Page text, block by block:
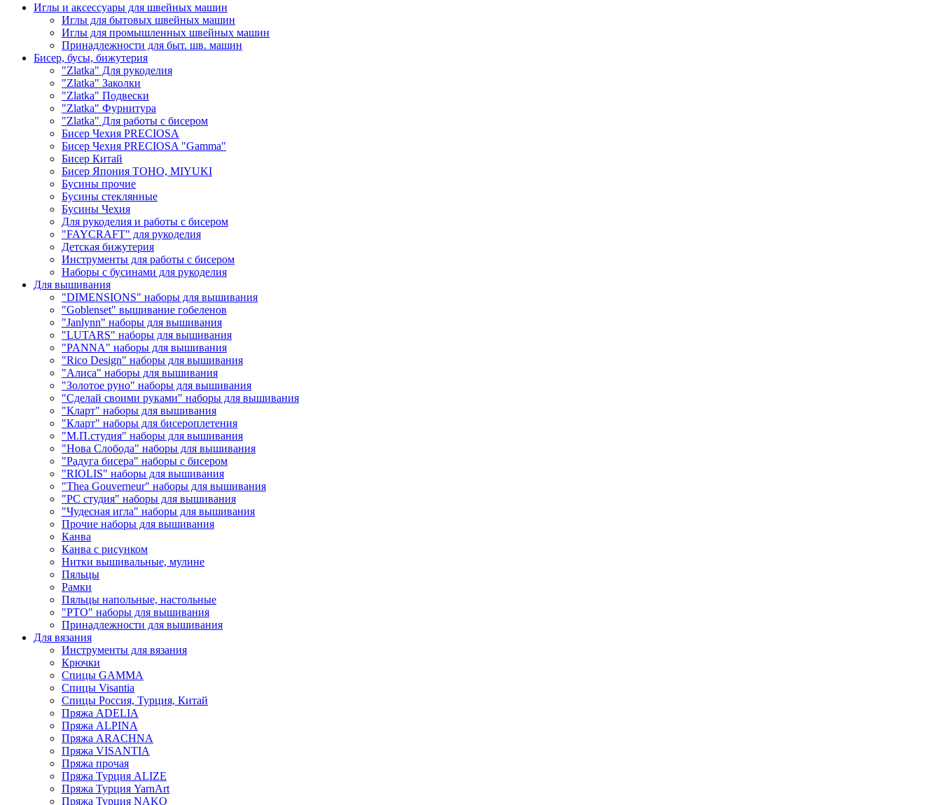
Иглы и аксессуары для швейных машин
Иглы для бытовых швейных машин
Иглы для промышленных швейных машин
Принадлежности для быт. шв. машин
Бисер, бусы, бижутерия
"Zlatka" Для рукоделия
"Zlatka" Заколки
"Zlatka" Подвески
"Zlatka" Фурнитура
"Zlatka" Для работы с бисером
Бисер Чехия PRECIOSA
Бисер Чехия PRECIOSA "Gamma"
Бисер Китай
Бисер Япония TOHO, MIYUKI
Бусины прочие
Бусины стеклянные
Бусины Чехия
Для рукоделия и работы с бисером
"FAYCRAFT" для рукоделия
Детская бижутерия
Инструменты для работы с бисером
Наборы с бусинами для рукоделия
Для вышивания
"DIMENSIONS" наборы для вышивания
"Goblenset" вышивание гобеленов
"Janlynn" наборы для вышивания
"LUTARS" наборы для вышивания
"PANNA" наборы для вышивания
"Rico Design" наборы для вышивания
"Алиса" наборы для вышивания
"Золотое руно" наборы для вышивания
"Сделай своими руками" наборы для вышивания
"Кларт" наборы для вышивания
"Кларт" наборы для бисероплетения
"М.П.студия" наборы для вышивания
"Нова Слобода" наборы для вышивания
"Радуга бисера" наборы с бисером
"RIOLIS" наборы для вышивания
"Thea Gouverneur" наборы для вышивания
"РС студия" наборы для вышивания
"Чудесная игла" наборы для вышивания
Прочие наборы для вышивания
Канва
Канва с рисунком
Нитки вышивальные, мулине
Пяльцы
Рамки
Пяльцы напольные, настольные
"РТО" наборы для вышивания
Принадлежности для вышивания
Для вязания
Инструменты для вязания
Крючки
Спицы GAMMA
Спицы Visantia
Спицы Россия, Турция, Китай
Пряжа ADELIA
Пряжа ALPINA
Пряжа ARACHNA
Пряжа VISANTIA
Пряжа прочая
Пряжа Турция ALIZE
Пряжа Турция YarnArt
Пряжа Турция NAKO